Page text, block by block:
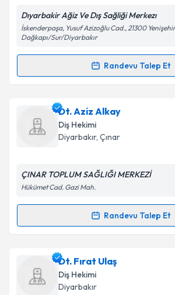
Kişisel verilerimin işlenmesine
'ni okudum ve kişisel
kapsamda işlenmesini kabul
Takvim Talebini
Dıyarbakir Ağiz Ve Dış Sağliği Merkezı
İskenderpaşa, Yusuf Azizoğlu Cad., 21300
Dağkapı/Sur/Diyarbakır
Randevu Talep Et
Randevu Takvimi Talebi
Dt. Şifa Güneşiçin randevu takvimi
Size bu uzmandan randevu almanız
hazırlandığında e-posta ile
Kişisel verilerimin işlenmesine
Metni'ni okudum ve kişisel
Takvim Talebini
Dt. Aziz Alkay
Diş Hekimi
Diyarbakır, Çınar
ÇINAR TOPLUM SAĞLIĞI MERKEZİ
Hükümet Cad. Gazi Mah.
Randevu Talep Et
Randevu Takvimi Talebi
Dt. Aziz Alkayiçin randevu takvimi
Size bu uzmandan randevu almanız
hazırlandığında e-posta ile
Dt. Fırat Ulaş
Diş Hekimi
Diyarbakır